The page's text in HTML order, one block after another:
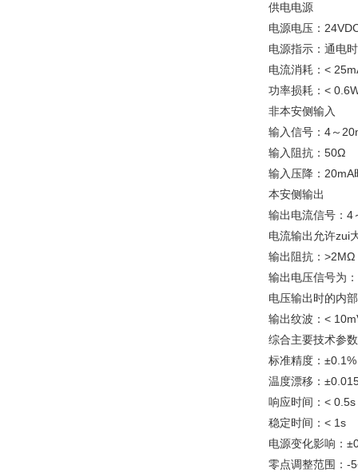
供电电源
电源电压：
电源指示：通电
电流消耗：<
功率损耗：<
非本安侧输入
输入信号：4～
输入阻抗：50Ω
输入压降：20mA
本安侧输出
输出电流信号：4
电流输出允许zui
输出阻抗：>2MΩ
输出电压信号为
电压输出时的内
输出纹波：<
综合主要技术参数
标准精度：±0.1%
温度漂移：
响应时间：<
稳定时间：< 1s
电源变化影响：
零点调整范围：-